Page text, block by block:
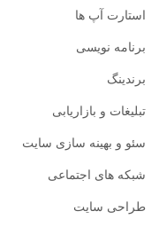
استارت آپ ها
برنامه نویسی
برندینگ
تبلیغات و بازاریابی
سئو و بهینه سازی سایت
شبکه های اجتماعی
طراحی سایت